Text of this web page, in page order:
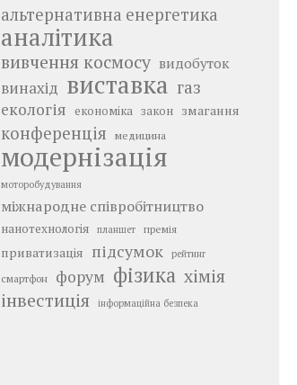
альтернативна енергетика
аналітика
вивчення космосу видобуток
винахід виставка газ
екологія економіка закон змагання
конференція медицина
модернізація
моторобудування
міжнародне співробітництво
нанотехнологія планшет премія
приватизація підсумок рейтинг
смартфон форум фізика хімія
інвестиція інформаційна безпека